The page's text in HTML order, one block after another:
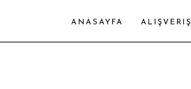
ANASAYFA ALIŞVERIŞ